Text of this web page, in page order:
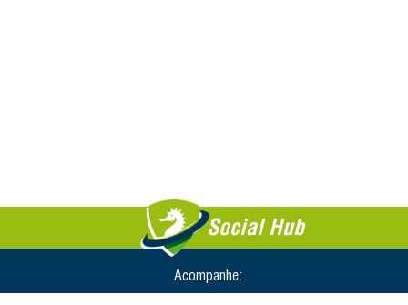
Social Hub
Acompanhe: